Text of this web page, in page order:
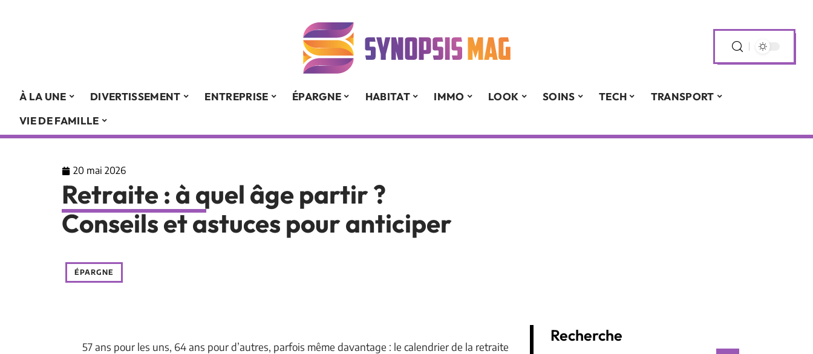
À LA UNE DIVERTISSEMENT ENTREPRISE ÉPARGNE HABITAT IMMO LOOK SOINS TECH
TRANSPORT
VIE DE FAMILLE
20 mai 2026
Retraite : à quel âge partir ?
Conseils et astuces pour anticiper
ÉPARGNE
57 ans pour les uns, 64 ans pour d’autres, parfois même davantage : le calendrier de la retraite
Recherche